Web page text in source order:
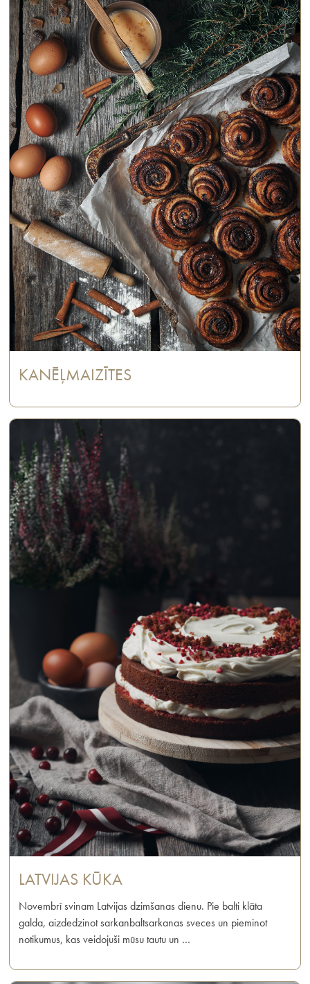
KANĒĻMAIZĪTES
LATVIJAS KŪKA
Novembrī svinam Latvijas dzimšanas dienu. Pie balti klāta
galda, aizdedzinot sarkanbaltsarkanas sveces un pieminot
notikumus, kas veidojuši mūsu tautu un …